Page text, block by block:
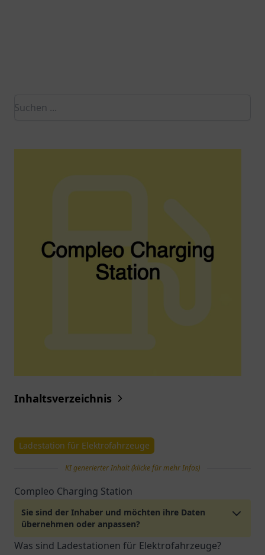
Inhaltsverzeichnis
Ladestation für Elektrofahrzeuge
KI generierter Inhalt (klicke für mehr Infos)
Compleo Charging Station
Sie sind der Inhaber und möchten ihre Daten
übernehmen oder anpassen?
Was sind Ladestationen für Elektrofahrzeuge?